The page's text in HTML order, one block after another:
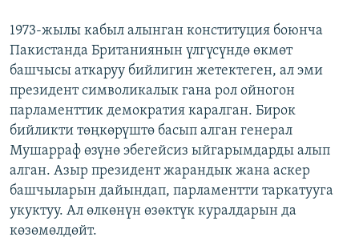
1973-жылы кабыл алынган конституция боюнча
Пакистанда Британиянын үлгүсүндө өкмөт
башчысы аткаруу бийлигин жетектеген, ал эми
президент символикалык гана рол ойногон
парламенттик демократия каралган. Бирок
бийликти төңкөрүштө басып алган генерал
Мушарраф өзүнө эбегейсиз ыйгарымдарды алып
алган. Азыр президент жарандык жана аскер
башчыларын дайындап, парламентти таркатууга
укуктуу. Ал өлкөнүн өзөктүк куралдарын да
көзөмөлдөйт.